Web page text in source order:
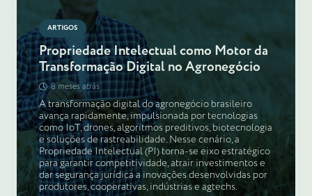
ARTIGOS
Propriedade Intelectual como Motor da
Transformação Digital no Agronegócio
8 meses atrás
A transformação digital do agronegócio brasileiro
avança rapidamente, impulsionada por tecnologias
como IoT, drones, algoritmos preditivos, biotecnologia
e soluções de rastreabilidade. Nesse cenário, a
Propriedade Intelectual (PI) torna-se eixo estratégico
para garantir competitividade, atrair investimentos e
dar segurança jurídica a inovações desenvolvidas por
produtores, cooperativas, indústrias e agtechs.